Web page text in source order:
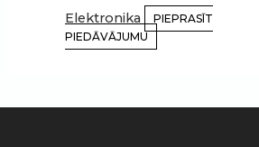
Elektronika
PIEPRASĪT
PIEDĀVĀJUMU